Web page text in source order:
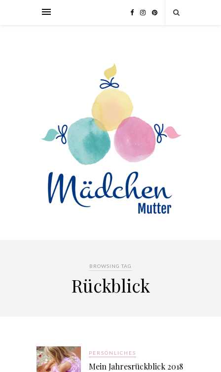
BROWSING TAG
Rückblick
PERSÖNLICHES
Mein Jahresrückblick 2018